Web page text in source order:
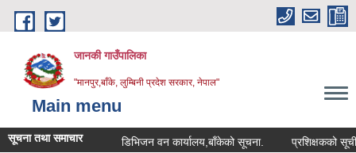
Skip to main content
जानकी गाउँपालिका
"मानपुर,बाँके, लुम्बिनी प्रदेश सरकार, नेपाल"
Main menu
सूचना तथा समाचार डिभिजन वन कार्यालय,बाँकेको सूचना. प्रशिक्षकको सूची दर्ता